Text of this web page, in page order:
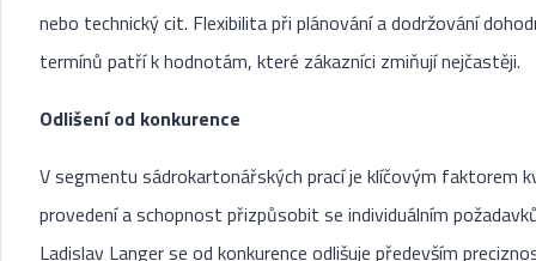
nebo technický cit. Flexibilita při plánování a dodržování
termínů patří k hodnotám, které zákazníci zmiňují nejčastěji.
Odlišení od konkurence
V segmentu sádrokartonářských prací je klíčovým faktorem
provedení a schopnost přizpůsobit se individuálním
Ladislav Langer se od konkurence odlišuje především